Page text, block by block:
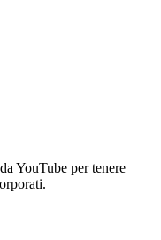
YouTube per tenere